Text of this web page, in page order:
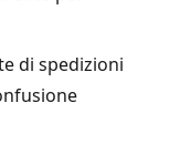
di spedizioni